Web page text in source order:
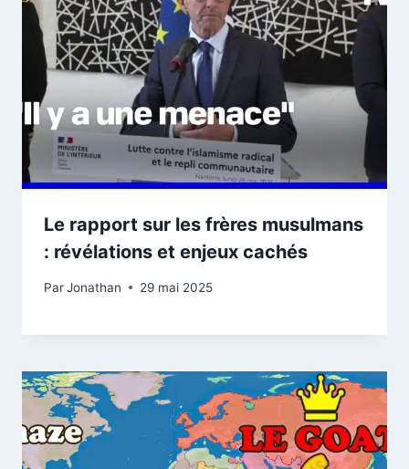
Le rapport sur les frères musulmans
: révélations et enjeux cachés
ParJonathan 29 mai 2025